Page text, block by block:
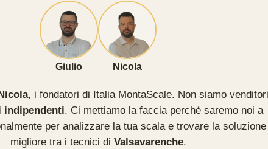
Giulio Nicola
, i fondatori di Italia MontaScale. Non siamo
indipendenti. Ci mettiamo la faccia perché saremo noi a
per analizzare la tua scala e trovare la soluzione
migliore tra i tecnici di Valsavarenche.